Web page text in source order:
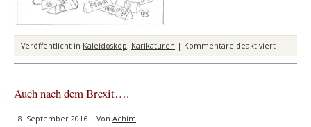
Veröffentlicht in Kaleidoskop, Karikaturen | Kommentare deaktiviertfür
Zuerst
Auch nach dem Brexit….
8. September 2016 | Von Achim